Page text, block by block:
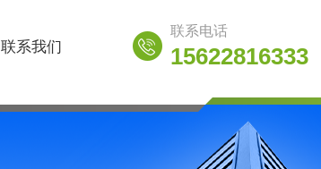
联系我们
联系电话
15622816333